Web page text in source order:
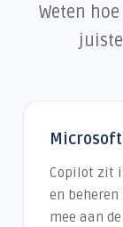
Weten
Microsoft
Copilot zit
en
mee aan